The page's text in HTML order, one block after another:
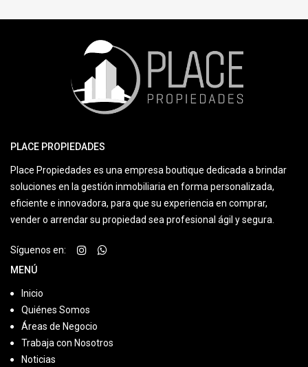
PLACE PROPIEDADES
Place Propiedades es una empresa boutique dedicada a brindar
soluciones en la gestión inmobiliaria en forma personalizada,
eficiente e innovadora, para que su experiencia en comprar,
vender o arrendar su propiedad sea profesional ágil y segura.
Síguenos en:
MENÚ
Inicio
Quiénes Somos
Áreas de Negocio
Trabaja con Nosotros
Noticias